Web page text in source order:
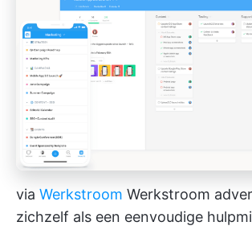
via Werkstroom Werkstroom
zichzelf als een eenvoudige